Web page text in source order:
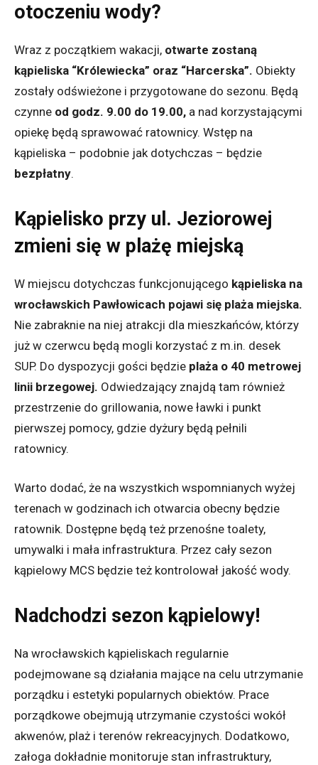
otoczeniu wody?
Wraz z początkiem wakacji, otwarte zostaną
kąpieliska “Królewiecka” oraz “Harcerska”. Obiekty
zostały odświeżone i przygotowane do sezonu. Będą
czynne od godz. 9.00 do 19.00, a nad korzystającymi
opiekę będą sprawować ratownicy. Wstęp na
kąpieliska – podobnie jak dotychczas – będzie
bezpłatny.
Kąpielisko przy ul. Jeziorowej
zmieni się w plażę miejską
W miejscu dotychczas funkcjonującego kąpieliska na
wrocławskich Pawłowicach pojawi się plaża miejska.
Nie zabraknie na niej atrakcji dla mieszkańców, którzy
już w czerwcu będą mogli korzystać z m.in. desek
SUP. Do dyspozycji gości będzie plaża o 40 metrowej
linii brzegowej. Odwiedzający znajdą tam również
przestrzenie do grillowania, nowe ławki i punkt
pierwszej pomocy, gdzie dyżury będą pełnili
ratownicy.
Warto dodać, że na wszystkich wspomnianych wyżej
terenach w godzinach ich otwarcia obecny będzie
ratownik. Dostępne będą też przenośne toalety,
umywalki i mała infrastruktura. Przez cały sezon
kąpielowy MCS będzie też kontrolował jakość wody.
Nadchodzi sezon kąpielowy!
Na wrocławskich kąpieliskach regularnie
podejmowane są działania mające na celu utrzymanie
porządku i estetyki popularnych obiektów. Prace
porządkowe obejmują utrzymanie czystości wokół
akwenów, plaż i terenów rekreacyjnych. Dodatkowo,
załoga dokładnie monitoruje stan infrastruktury,